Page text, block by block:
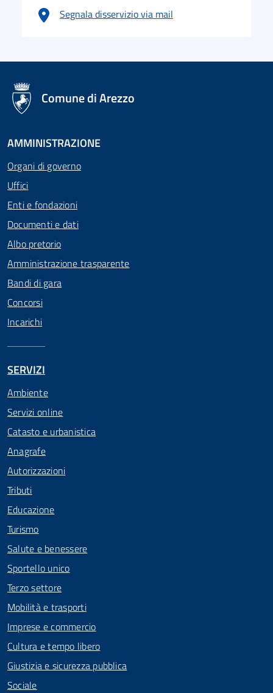
Segnala disservizio via mail
logo Unione Europea
Comune di Arezzo
AMMINISTRAZIONE
Organi di governo
Uffici
Enti e fondazioni
Documenti e dati
Albo pretorio
Amministrazione trasparente
Bandi di gara
Concorsi
Incarichi
SERVIZI
Ambiente
Servizi online
Catasto e urbanistica
Anagrafe
Autorizzazioni
Tributi
Educazione
Turismo
Salute e benessere
Sportello unico
Terzo settore
Mobilità e trasporti
Imprese e commercio
Cultura e tempo libero
Giustizia e sicurezza pubblica
Sociale